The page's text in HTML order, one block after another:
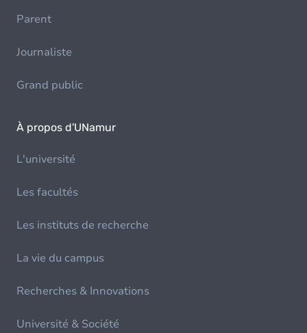
Parent
Journaliste
Grand public
À propos d'UNamur
L'université
Les facultés
Les instituts de recherche
La vie du campus
Recherches & Innovations
Université & Société